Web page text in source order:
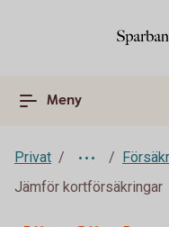
Meny
Privat
Jämför kortförsäkringar